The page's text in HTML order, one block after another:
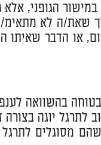
הגופני,
שאת/ה לא
או הדבר
בהשוואה
לתרגל יוגה
מסוגלים